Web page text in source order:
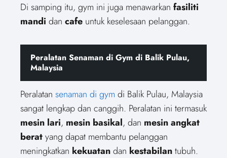
Di samping itu, gym ini juga menawarkan fasiliti
mandi dan cafe untuk keselesaan pelanggan.
Peralatan Senaman di Gym di Balik Pulau,
Malaysia
Peralatan senaman di gym di Balik Pulau, Malaysia
sangat lengkap dan canggih. Peralatan ini termasuk
mesin lari, mesin basikal, dan mesin angkat
beratyang dapat membantu pelanggan
meningkatkan kekuatandan kestabilantubuh.